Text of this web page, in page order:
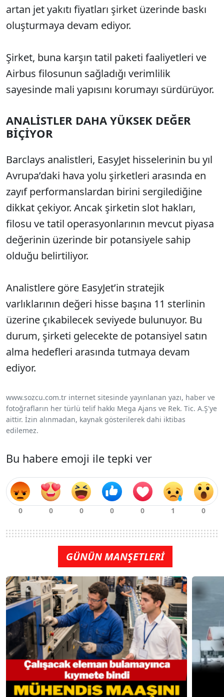
artan jet yakıtı fiyatları şirket üzerinde baskı
oluşturmaya devam ediyor.
Şirket, buna karşın tatil paketi faaliyetleri ve
Airbus filosunun sağladığı verimlilik
sayesinde mali yapısını korumayı sürdürüyor.
ANALİSTLER DAHA YÜKSEK DEĞER
BİÇİYOR
Barclays analistleri, EasyJet hisselerinin bu yıl
Avrupa’daki hava yolu şirketleri arasında en
zayıf performanslardan birini sergilediğine
dikkat çekiyor. Ancak şirketin slot hakları,
filosu ve tatil operasyonlarının mevcut piyasa
değerinin üzerinde bir potansiyele sahip
olduğu belirtiliyor.
Analistlere göre EasyJet’in stratejik
varlıklarının değeri hisse başına 11 sterlinin
üzerine çıkabilecek seviyede bulunuyor. Bu
durum, şirketi gelecekte de potansiyel satın
alma hedefleri arasında tutmaya devam
ediyor.
www.sozcu.com.tr internet sitesinde yayınlanan yazı, haber ve
fotoğrafların her türlü telif hakkı Mega Ajans ve Rek. Tic. A.Ş'ye
aittir. İzin alınmadan, kaynak gösterilerek dahi iktibas
edilemez.
Bu habere emoji ile tepki ver
GÜNÜN MANŞETLERİ